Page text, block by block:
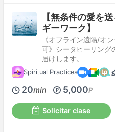
【無条件の愛を
ギーワーク】
《オフライン遠隔/オ
可》シータヒーリング
届けします。
Spiritual Practices
20min 5,000P
Solicitar clase